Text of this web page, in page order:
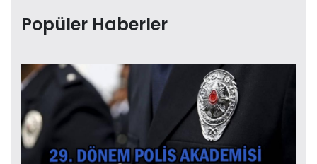
Popüler Haberler